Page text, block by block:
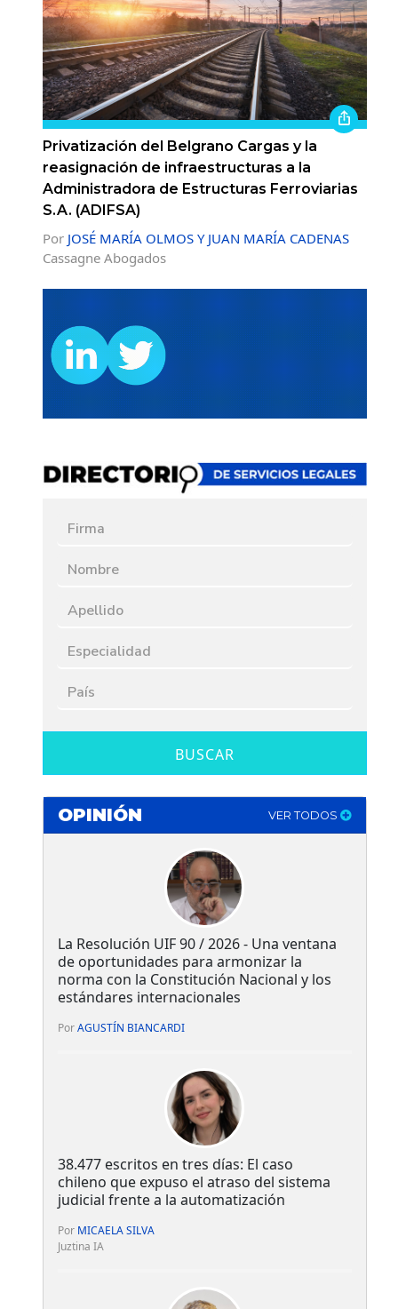
Privatización del Belgrano Cargas y la
reasignación de infraestructuras a la
Administradora de Estructuras Ferroviarias
S.A. (ADIFSA)
Por JOSÉ MARÍA OLMOS Y JUAN MARÍA CADENAS
Cassagne Abogados
BUSCAR
OPINIÓN VER TODOS
La Resolución UIF 90 / 2026 - Una ventana
de oportunidades para armonizar la
norma con la Constitución Nacional y los
estándares internacionales
PorAGUSTÍN BIANCARDI
38.477 escritos en tres días: El caso
chileno que expuso el atraso del sistema
judicial frente a la automatización
Por MICAELA SILVA
Juztina IA